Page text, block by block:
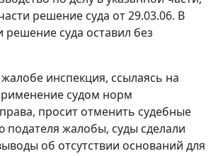
решение суда от 29.03.06. В
решение суда оставил без
инспекция, ссылаясь на
судом норм
просит отменить судебные
жалобы, суды сделали
об отсутствии оснований для